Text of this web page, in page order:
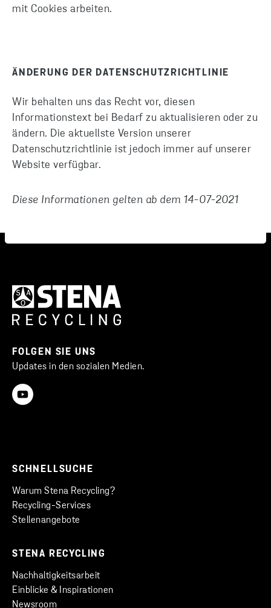
mit Cookies arbeiten.
ÄNDERUNG DER DATENSCHUTZRICHTLINIE
Wir behalten uns das Recht vor, diesen
Informationstext bei Bedarf zu aktualisieren oder zu
ändern. Die aktuellste Version unserer
Datenschutzrichtlinie ist jedoch immer auf unserer
Website verfügbar.
Diese Informationen gelten ab dem 14-07-2021
FOLGEN SIE UNS
Updates in den sozialen Medien.
SCHNELLSUCHE
Warum Stena Recycling?
Recycling-Services
Stellenangebote
STENA RECYCLING
Nachhaltigkeitsarbeit
Einblicke & Inspirationen
Newsroom